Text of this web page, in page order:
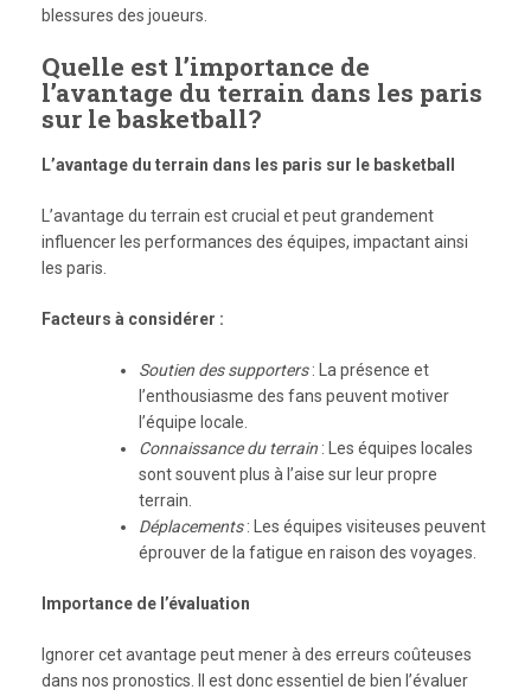
blessures des joueurs.
Quelle est l’importance de
l’avantage du terrain dans les paris
sur le basketball?
L’avantage du terrain dans les paris sur le basketball
L’avantage du terrain est crucial et peut grandement
influencer les performances des équipes, impactant ainsi
les paris.
Facteurs à considérer :
Soutien des supporters: La présence et
l’enthousiasme des fans peuvent motiver
l’équipe locale.
Connaissance du terrain : Les équipes locales
sont souvent plus à l’aise sur leur propre
terrain.
Déplacements: Les équipes visiteuses peuvent
éprouver de la fatigue en raison des voyages.
Importance de l’évaluation
Ignorer cet avantage peut mener à des erreurs coûteuses
dans nos pronostics. Il est donc essentiel de bien l’évaluer